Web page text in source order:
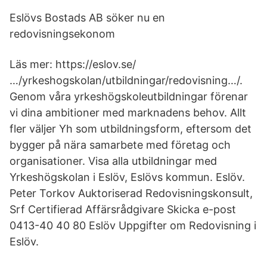
Eslövs Bostads AB söker nu en
redovisningsekonom
Läs mer: https://eslov.se/
…/yrkeshogskolan/utbildningar/redovisning…/.
Genom våra yrkeshögskoleutbildningar förenar
vi dina ambitioner med marknadens behov. Allt
fler väljer Yh som utbildningsform, eftersom det
bygger på nära samarbete med företag och
organisationer. Visa alla utbildningar med
Yrkeshögskolan i Eslöv, Eslövs kommun. Eslöv.
Peter Torkov Auktoriserad Redovisningskonsult,
Srf Certifierad Affärsrådgivare Skicka e-post
0413-40 40 80 Eslöv Uppgifter om Redovisning i
Eslöv.